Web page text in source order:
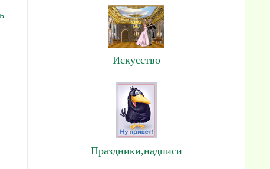
Искусство
Праздники,надписи